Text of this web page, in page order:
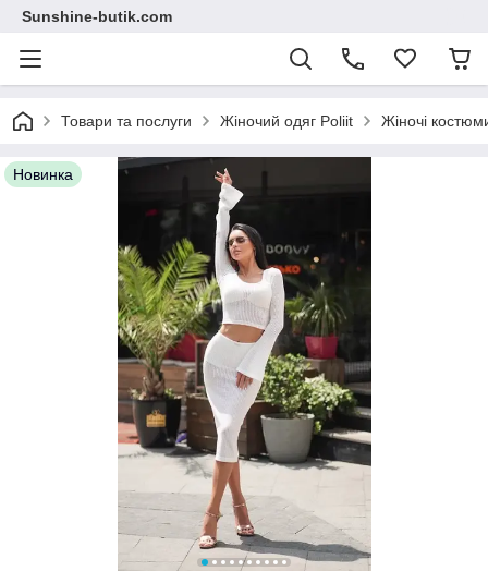
Sunshine-butik.com
Товари та послуги Жіночий одяг Poliit Жіночі
Новинка